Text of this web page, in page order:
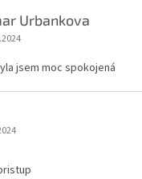
Urbankova
obchodu je 5 z 5 hvězdiček.
jsem moc spokojená
obchodu je 5 z 5 hvězdiček.